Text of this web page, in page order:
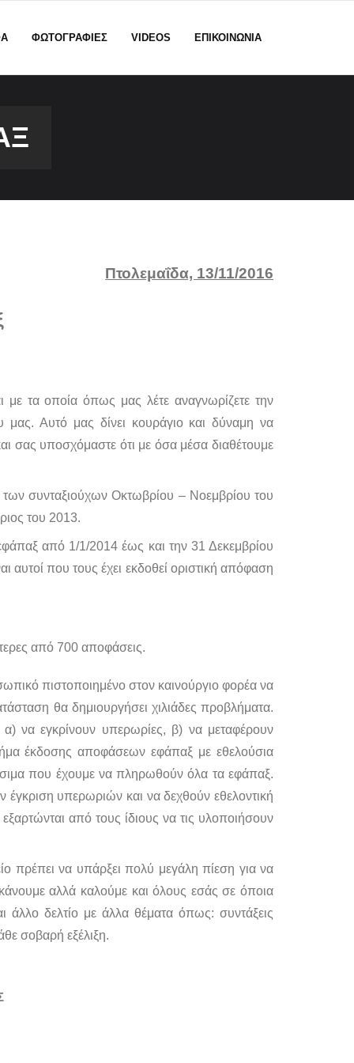
ΦΩΤΟΓΡΑΦΙΕΣ VIDEOS ΕΠΙΚΟΙΝΩΝΙΑ
Πτολεμαΐδα, 13/11/2016
τα οποία όπως μας λέτε αναγνωρίζετε την
μας. Αυτό μας δίνει κουράγιο και δύναμη να
σας υποσχόμαστε ότι με όσα μέσα διαθέτουμε
συνταξιούχων Οκτωβρίου – Νοεμβρίου του
του 2013.
από 1/1/2014 έως και την 31 Δεκεμβρίου
αυτοί που τους έχει εκδοθεί οριστική απόφαση
από 700 αποφάσεις.
πιστοποιημένο στον καινούργιο φορέα να
θα δημιουργήσει χιλιάδες προβλήματα.
να εγκρίνουν υπερωρίες, β) να μεταφέρουν
έκδοσης αποφάσεων εφάπαξ με εθελούσια
που έχουμε να πληρωθούν όλα τα εφάπαξ.
έγκριση υπερωριών και να δεχθούν εθελοντική
από τους ίδιους να τις υλοποιήσουν
πρέπει να υπάρξει πολύ μεγάλη πίεση για να
αλλά καλούμε και όλους εσάς σε όποια
άλλο δελτίο με άλλα θέματα όπως: συντάξεις
σοβαρή εξέλιξη.